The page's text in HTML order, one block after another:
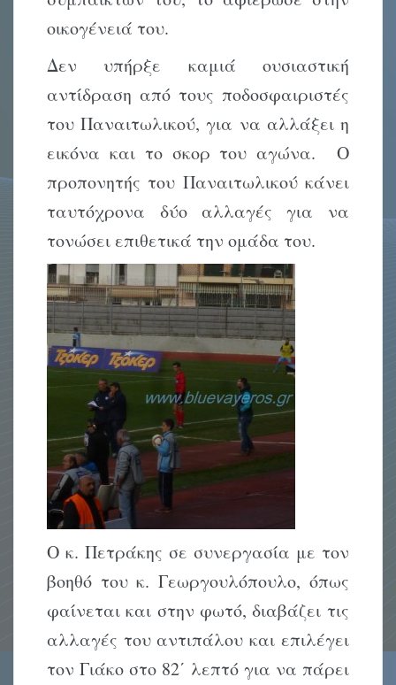
οικογένειά του.
Δεν υπήρξε καμιά ουσιαστική
αντίδραση από τους ποδοσφαιριστές
του Παναιτωλικού, για να αλλάξει η
εικόνα και το σκορ του αγώνα. Ο
προπονητής του Παναιτωλικού κάνει
ταυτόχρονα δύο αλλαγές για να
τονώσει επιθετικά την ομάδα του.
Ο κ. Πετράκης σε συνεργασία με τον
βοηθό του κ. Γεωργουλόπουλο, όπως
φαίνεται και στην φωτό, διαβάζει τις
αλλαγές του αντιπάλου και επιλέγει
τον Γιάκο στο 82΄ λεπτό για να πάρει